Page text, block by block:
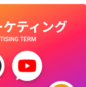
ティング
TERM